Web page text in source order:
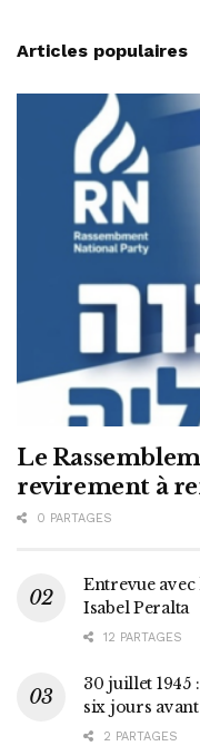
Articles populaires
Le
revirement à
0 PARTAGES
Entrevue
Isabel Peralta
12 PARTAGES
30 juillet 1945
six jours
2 PARTAGES